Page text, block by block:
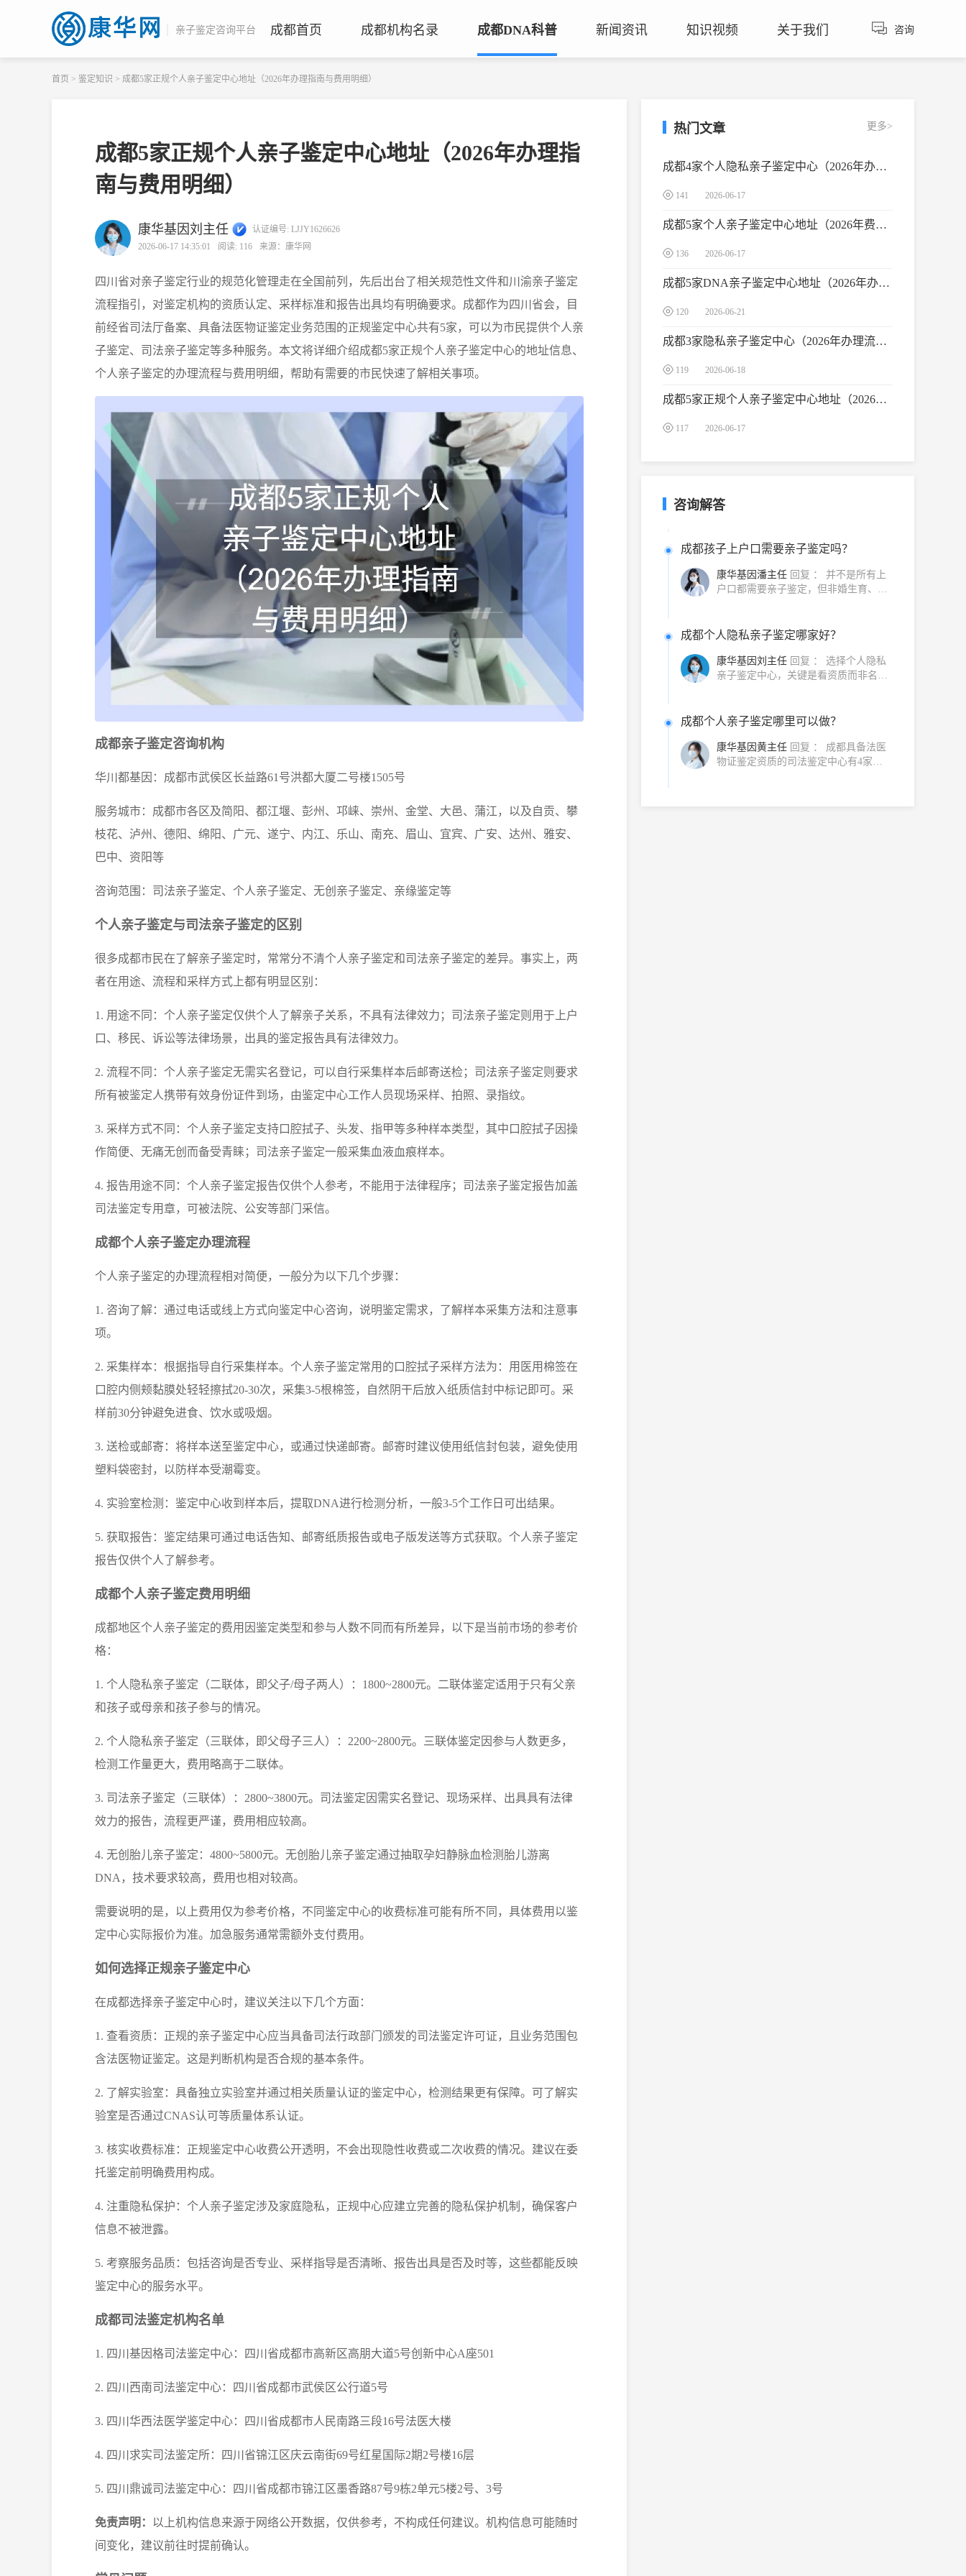
亲子鉴定咨询平台 成都首页 成都机构名录
司法鉴定机构
成都DNA科普 新闻资讯 知识视频 关于我们 咨询
首页 > 鉴定知识 > 成都5家正规个人亲子鉴定中心地址（2026年办理指南与费用明细）
成都5家正规个人亲子鉴定中心地址（2026年办理指
南与费用明细）
康华基因刘主任
认证编号: LJJY1626626
2026-06-17 14:35:01
阅读: 116 来源： 康华网
四川省对亲子鉴定行业的规范化管理走在全国前列，先后出台了相关规范性文件和川渝亲子鉴定
流程指引，对鉴定机构的资质认定、采样标准和报告出具均有明确要求。成都作为四川省会，目
前经省司法厅备案、具备法医物证鉴定业务范围的正规鉴定中心共有5家，可以为市民提供个人亲
子鉴定、司法亲子鉴定等多种服务。本文将详细介绍成都5家正规个人亲子鉴定中心的地址信息、
个人亲子鉴定的办理流程与费用明细，帮助有需要的市民快速了解相关事项。
成都亲子鉴定咨询机构
华川都基因：成都市武侯区长益路61号洪都大厦二号楼1505号
服务城市：成都市各区及简阳、都江堰、彭州、邛崃、崇州、金堂、大邑、蒲江，以及自贡、攀
枝花、泸州、德阳、绵阳、广元、遂宁、内江、乐山、南充、眉山、宜宾、广安、达州、雅安、
巴中、资阳等
咨询范围：司法亲子鉴定、个人亲子鉴定、无创亲子鉴定、亲缘鉴定等
个人亲子鉴定与司法亲子鉴定的区别
很多成都市民在了解亲子鉴定时，常常分不清个人亲子鉴定和司法亲子鉴定的差异。事实上，两
者在用途、流程和采样方式上都有明显区别：
1. 用途不同：个人亲子鉴定仅供个人了解亲子关系，不具有法律效力；司法亲子鉴定则用于上户
口、移民、诉讼等法律场景，出具的鉴定报告具有法律效力。
2. 流程不同：个人亲子鉴定无需实名登记，可以自行采集样本后邮寄送检；司法亲子鉴定则要求
所有被鉴定人携带有效身份证件到场，由鉴定中心工作人员现场采样、拍照、录指纹。
3. 采样方式不同：个人亲子鉴定支持口腔拭子、头发、指甲等多种样本类型，其中口腔拭子因操
作简便、无痛无创而备受青睐；司法亲子鉴定一般采集血液血痕样本。
4. 报告用途不同：个人亲子鉴定报告仅供个人参考，不能用于法律程序；司法亲子鉴定报告加盖
司法鉴定专用章，可被法院、公安等部门采信。
成都个人亲子鉴定办理流程
个人亲子鉴定的办理流程相对简便，一般分为以下几个步骤：
1. 咨询了解：通过电话或线上方式向鉴定中心咨询，说明鉴定需求，了解样本采集方法和注意事
项。
2. 采集样本：根据指导自行采集样本。个人亲子鉴定常用的口腔拭子采样方法为：用医用棉签在
口腔内侧颊黏膜处轻轻擦拭20-30次，采集3-5根棉签，自然阴干后放入纸质信封中标记即可。采
样前30分钟避免进食、饮水或吸烟。
3. 送检或邮寄：将样本送至鉴定中心，或通过快递邮寄。邮寄时建议使用纸信封包装，避免使用
塑料袋密封，以防样本受潮霉变。
4. 实验室检测：鉴定中心收到样本后，提取DNA进行检测分析，一般3-5个工作日可出结果。
5. 获取报告：鉴定结果可通过电话告知、邮寄纸质报告或电子版发送等方式获取。个人亲子鉴定
报告仅供个人了解参考。
成都个人亲子鉴定费用明细
成都地区个人亲子鉴定的费用因鉴定类型和参与人数不同而有所差异，以下是当前市场的参考价
格：
1. 个人隐私亲子鉴定（二联体，即父子/母子两人）：1800~2800元。二联体鉴定适用于只有父亲
和孩子或母亲和孩子参与的情况。
2. 个人隐私亲子鉴定（三联体，即父母子三人）：2200~2800元。三联体鉴定因参与人数更多，
检测工作量更大，费用略高于二联体。
3. 司法亲子鉴定（三联体）：2800~3800元。司法鉴定因需实名登记、现场采样、出具具有法律
效力的报告，流程更严谨，费用相应较高。
4. 无创胎儿亲子鉴定：4800~5800元。无创胎儿亲子鉴定通过抽取孕妇静脉血检测胎儿游离
DNA，技术要求较高，费用也相对较高。
需要说明的是，以上费用仅为参考价格，不同鉴定中心的收费标准可能有所不同，具体费用以鉴
定中心实际报价为准。加急服务通常需额外支付费用。
如何选择正规亲子鉴定中心
在成都选择亲子鉴定中心时，建议关注以下几个方面：
1. 查看资质：正规的亲子鉴定中心应当具备司法行政部门颁发的司法鉴定许可证，且业务范围包
含法医物证鉴定。这是判断机构是否合规的基本条件。
2. 了解实验室：具备独立实验室并通过相关质量认证的鉴定中心，检测结果更有保障。可了解实
验室是否通过CNAS认可等质量体系认证。
3. 核实收费标准：正规鉴定中心收费公开透明，不会出现隐性收费或二次收费的情况。建议在委
托鉴定前明确费用构成。
4. 注重隐私保护：个人亲子鉴定涉及家庭隐私，正规中心应建立完善的隐私保护机制，确保客户
信息不被泄露。
5. 考察服务品质：包括咨询是否专业、采样指导是否清晰、报告出具是否及时等，这些都能反映
鉴定中心的服务水平。
成都司法鉴定机构名单
1. 四川基因格司法鉴定中心：四川省成都市高新区高朋大道5号创新中心A座501
2. 四川西南司法鉴定中心：四川省成都市武侯区公行道5号
3. 四川华西法医学鉴定中心：四川省成都市人民南路三段16号法医大楼
4. 四川求实司法鉴定所：四川省锦江区庆云南街69号红星国际2期2号楼16层
5. 四川鼎诚司法鉴定中心：四川省成都市锦江区墨香路87号9栋2单元5楼2号、3号
免责声明： 以上机构信息来源于网络公开数据，仅供参考，不构成任何建议。机构信息可能随时
间变化，建议前往时提前确认。
热门文章 更多>
成都4家个人隐私亲子鉴定中心（2026年办理流程详解）
141 2026-06-17
成都5家个人亲子鉴定中心地址（2026年费用+办理指南）
136 2026-06-17
成都5家DNA亲子鉴定中心地址（2026年办理流程与费用参考）
120 2026-06-21
成都3家隐私亲子鉴定中心（2026年办理流程与费用）
119 2026-06-18
成都5家正规个人亲子鉴定中心地址（2026年办理指南与费用明细）
117 2026-06-17
咨询解答
费用在1600-4500元之间，具体价格取
2600···
亲子鉴定，首先关心的是机构是否正规
可靠。成都产前亲子鉴定应选择持有
检···
康华基因潘主任 回复 ：并不是所有上
出生证明等特定情形必须提供。成都上
···
康华基因刘主任 回复 ：选择个人隐私
气。成都具备法医物证鉴定资质的司法
鉴···
康华基因黄主任 回复 ：成都具备法医
均可办理个人亲子鉴定业务。此外，亲
子···